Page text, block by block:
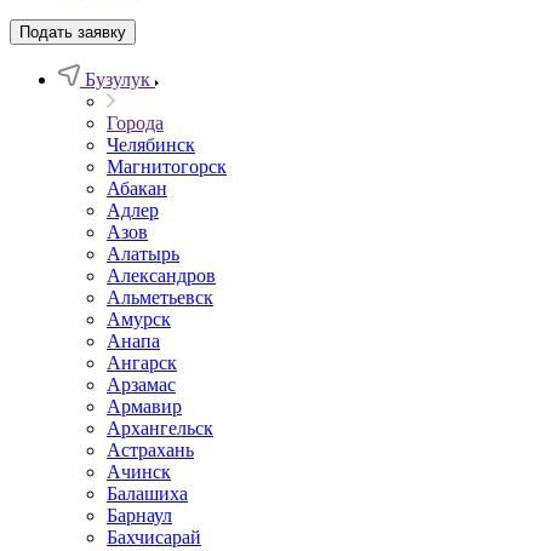
Подать заявку
Бузулук
Города
Челябинск
Магнитогорск
Абакан
Адлер
Азов
Алатырь
Александров
Альметьевск
Амурск
Анапа
Ангарск
Арзамас
Армавир
Архангельск
Астрахань
Ачинск
Балашиха
Барнаул
Бахчисарай